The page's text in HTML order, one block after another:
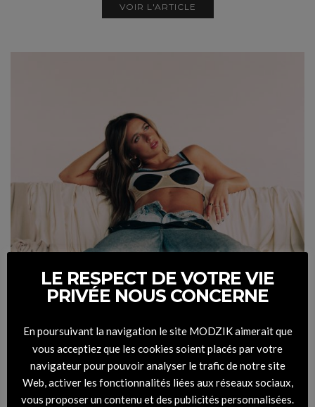
VOIR L'ARTICLE
À ÉCOUTER : la bande son du weekend
VOIR L'ARTICLE
LE RESPECT DE VOTRE VIE
PRIVÉE NOUS CONCERNE
En poursuivant la navigation le site MODZIK aimerait que
vous acceptiez que les cookies soient placés par votre
navigateur pour pouvoir analyser le trafic de notre site
Web, activer les fonctionnalités liées aux réseaux sociaux,
vous proposer un contenu et des publicités personnalisées.